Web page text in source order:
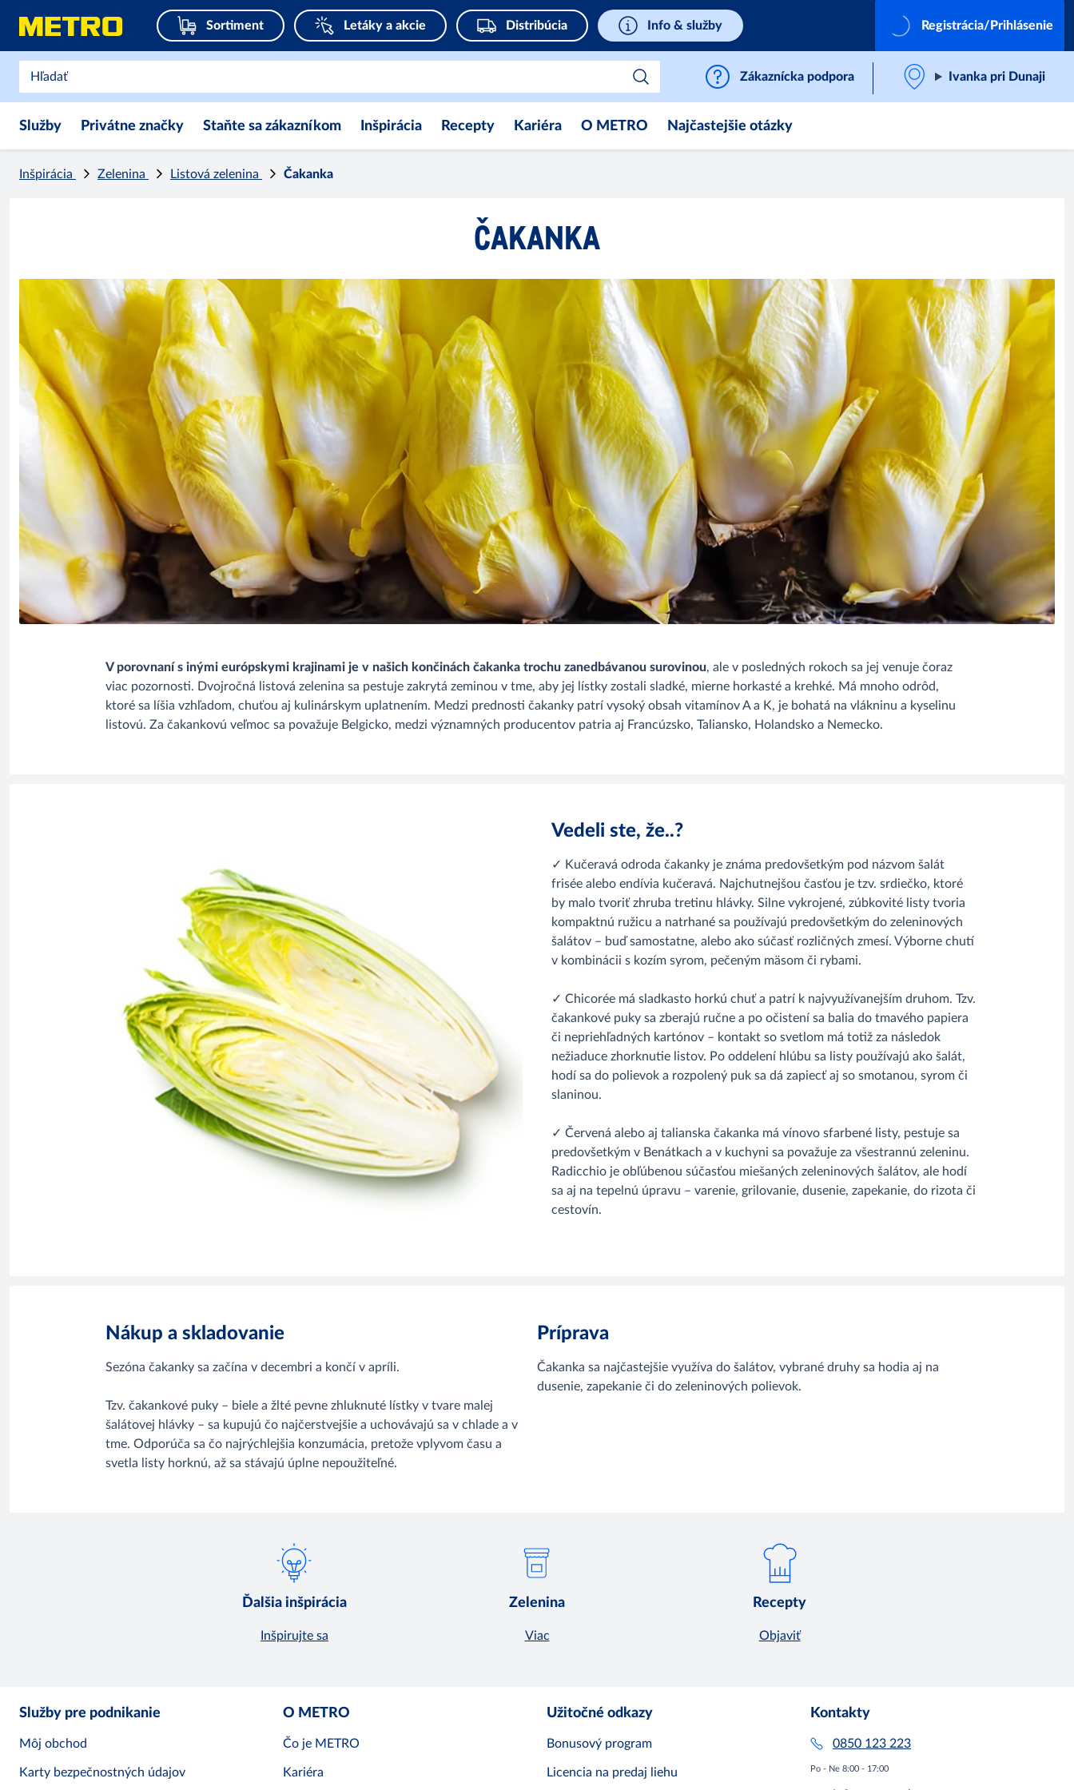
Sortiment Letáky a akcie Distribúcia Info & služby Registrácia/Prihlásenie
Zákaznícka podpora Ivanka pri Dunaji
Služby Privátne značky Staňte sa zákazníkom Inšpirácia Recepty Kariéra O METRO Najčastejšie otázky
Inšpirácia Zelenina Listová zelenina Čakanka
ČAKANKA
V porovnaní s inými európskymi krajinami je v našich končinách čakanka trochu zanedbávanou surovinou, ale v posledných rokoch sa jej venuje čoraz
viac pozornosti. Dvojročná listová zelenina sa pestuje zakrytá zeminou v tme, aby jej lístky zostali sladké, mierne horkasté a krehké. Má mnoho odrôd,
ktoré sa líšia vzhľadom, chuťou aj kulinárskym uplatnením. Medzi prednosti čakanky patrí vysoký obsah vitamínov A a K, je bohatá na vlákninu a kyselinu
listovú. Za čakankovú veľmoc sa považuje Belgicko, medzi významných producentov patria aj Francúzsko, Taliansko, Holandsko a Nemecko.
Vedeli ste, že..?
✓ Kučeravá odroda čakanky je známa predovšetkým pod názvom šalát
frisée alebo endívia kučeravá. Najchutnejšou časťou je tzv. srdiečko, ktoré
by malo tvoriť zhruba tretinu hlávky. Silne vykrojené, zúbkovité listy tvoria
kompaktnú ružicu a natrhané sa používajú predovšetkým do zeleninových
šalátov – buď samostatne, alebo ako súčasť rozličných zmesí. Výborne chutí
v kombinácii s kozím syrom, pečeným mäsom či rybami.
✓ Chicorée má sladkasto horkú chuť a patrí k najvyužívanejším druhom. Tzv.
čakankové puky sa zberajú ručne a po očistení sa balia do tmavého papiera
či nepriehľadných kartónov – kontakt so svetlom má totiž za následok
nežiaduce zhorknutie listov. Po oddelení hlúbu sa listy používajú ako šalát,
hodí sa do polievok a rozpolený puk sa dá zapiecť aj so smotanou, syrom či
slaninou.
✓ Červená alebo aj talianska čakanka má vínovo sfarbené listy, pestuje sa
predovšetkým v Benátkach a v kuchyni sa považuje za všestrannú zeleninu.
Radicchio je obľúbenou súčasťou miešaných zeleninových šalátov, ale hodí
sa aj na tepelnú úpravu – varenie, grilovanie, dusenie, zapekanie, do rizota či
cestovín.
Nákup a skladovanie
Sezóna čakanky sa začína v decembri a končí v apríli.
Tzv. čakankové puky – biele a žlté pevne zhluknuté lístky v tvare malej
šalátovej hlávky – sa kupujú čo najčerstvejšie a uchovávajú sa v chlade a v
tme. Odporúča sa čo najrýchlejšia konzumácia, pretože vplyvom času a
svetla listy horknú, až sa stávajú úplne nepoužiteľné.
Príprava
Čakanka sa najčastejšie využíva do šalátov, vybrané druhy sa hodia aj na
dusenie, zapekanie či do zeleninových polievok.
Ďalšia inšpirácia
Inšpirujte sa
Zelenina
Viac
Recepty
Objaviť
Služby pre podnikanie
Môj obchod
Karty bezpečnostných údajov
O METRO
Čo je METRO
Kariéra
Užitočné odkazy
Bonusový program
Licencia na predaj liehu
Kontakty
0850 123 223
Po - Ne 8:00 - 17:00